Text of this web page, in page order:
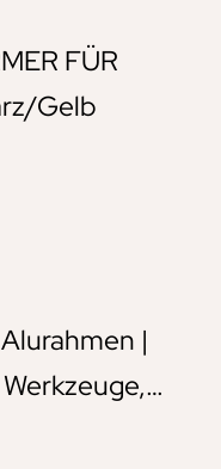
FÜR
Gelb
|